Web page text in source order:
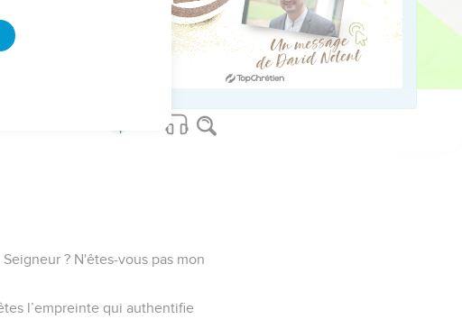
jamais de viande afin de ne
? N'êtes-vous pas mon
l’empreinte qui authentifie